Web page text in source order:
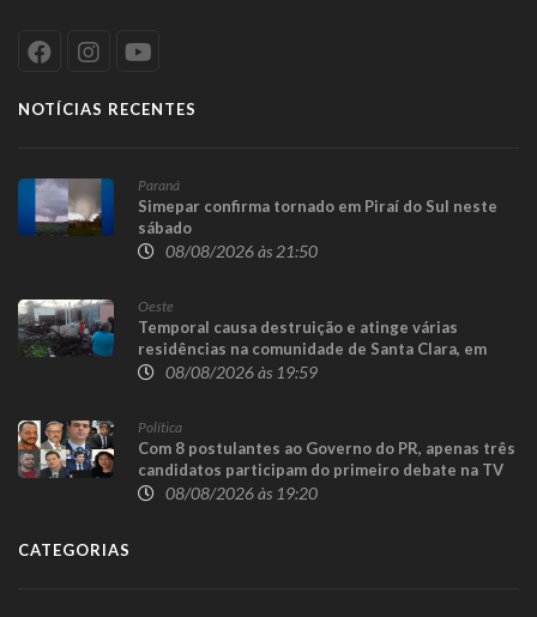
NOTÍCIAS RECENTES
Paraná
Simepar confirma tornado em Piraí do Sul neste
sábado
08/08/2026 às 21:50
Oeste
Temporal causa destruição e atinge várias
residências na comunidade de Santa Clara, em
Candói08/08/2026 às 19:59
Política
Com 8 postulantes ao Governo do PR, apenas três
candidatos participam do primeiro debate na TV
08/08/2026 às 19:20
CATEGORIAS